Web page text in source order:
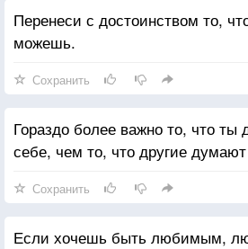
Перенеси с достоинством то,
можешь.
Сохранить
Гораздо более важно то, что
себе, чем то, что другие
Сохранить
Если хочешь быть любимым,